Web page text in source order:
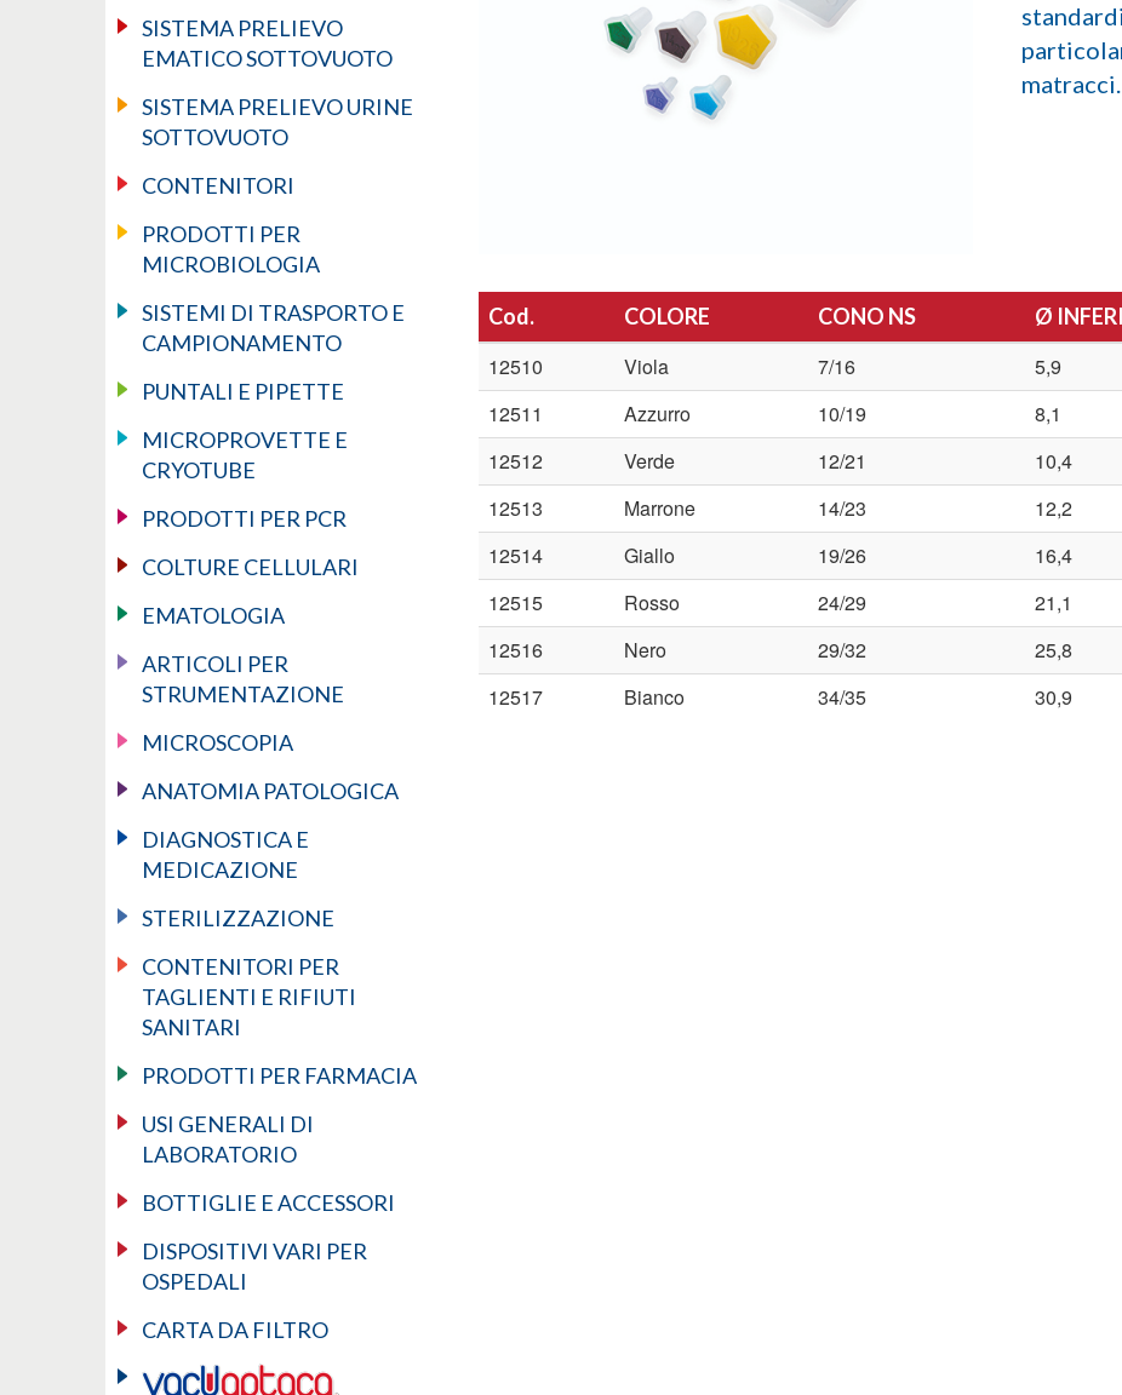
SISTEMA PRELIEVO
EMATICO SOTTOVUOTO
SISTEMA PRELIEVO URINE
SOTTOVUOTO
CONTENITORI
PRODOTTI PER
MICROBIOLOGIA
SISTEMI DI TRASPORTO E
CAMPIONAMENTO
PUNTALI E PIPETTE
MICROPROVETTE E
CRYOTUBE
PRODOTTI PER PCR
COLTURE CELLULARI
EMATOLOGIA
ARTICOLI PER
STRUMENTAZIONE
MICROSCOPIA
ANATOMIA PATOLOGICA
DIAGNOSTICA E
MEDICAZIONE
STERILIZZAZIONE
CONTENITORI PER
TAGLIENTI E RIFIUTI
SANITARI
PRODOTTI PER FARMACIA
USI GENERALI DI
LABORATORIO
BOTTIGLIE E ACCESSORI
DISPOSITIVI VARI PER
OSPEDALI
CARTA DA FILTRO
matracci.
Cod. COLORE CONO NS Ø
12510 Viola 7/16 5,9
12511
Azzurro 10/19 8,1
12512
Verde 12/21 10,4
12513
Marrone 14/23 12,2
12514
Giallo 19/26 16,4
12515
Rosso 24/29 21,1
12516
Nero 29/32 25,8
12517
Bianco 34/35 30,9